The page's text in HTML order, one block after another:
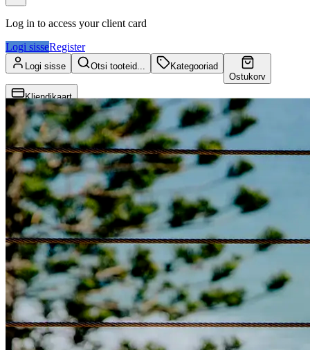
Log in to access your client card
Logi sisseRegister
Logi sisse Otsi tooteid...
Kategooriad
Ostukorv
Kliendikaart